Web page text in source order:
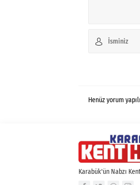
Henüz yorum
Karabük'ün Nabzı